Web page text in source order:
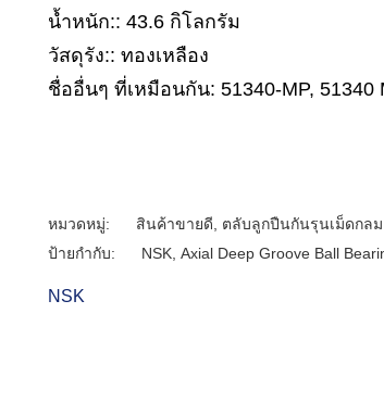
น้ำหนัก:: 43.6 กิโลกรัม
วัสดุรัง:: ทองเหลือง
ชื่ออื่นๆ ที่เหมือนกัน: 51340-MP, 51340
หมวดหมู่: สินค้าขายดี
ตลับลูกปืนกันรุนเม็ดกลม
ป้ายกำกับ:
NSK Axial Deep Groove Ball
NSK